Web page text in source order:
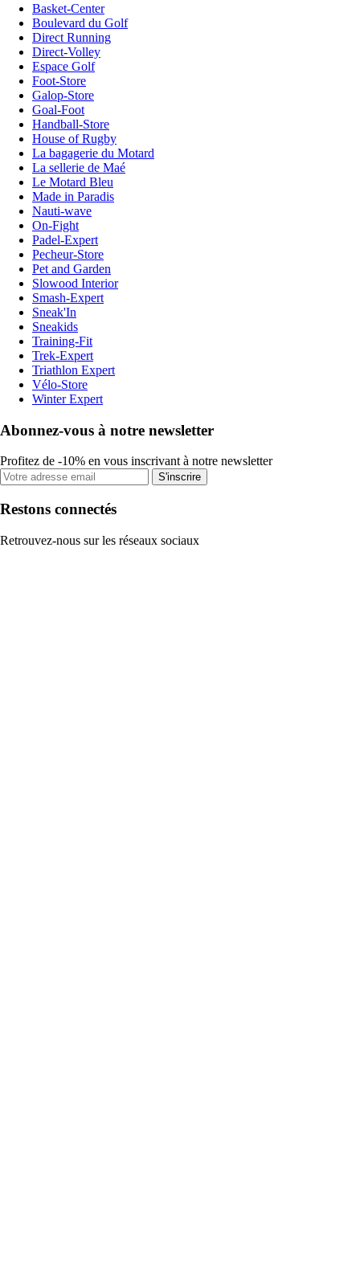
Basket-Center
Boulevard du Golf
Direct Running
Direct-Volley
Espace Golf
Foot-Store
Galop-Store
Goal-Foot
Handball-Store
House of Rugby
La bagagerie du Motard
La sellerie de Maé
Le Motard Bleu
Made in Paradis
Nauti-wave
On-Fight
Padel-Expert
Pecheur-Store
Pet and Garden
Slowood Interior
Smash-Expert
Sneak'In
Sneakids
Training-Fit
Trek-Expert
Triathlon Expert
Vélo-Store
Winter Expert
Abonnez-vous à notre newsletter
Profitez de -10% en vous inscrivant à notre newsletter
S'inscrire
Restons connectés
Retrouvez-nous sur les réseaux sociaux